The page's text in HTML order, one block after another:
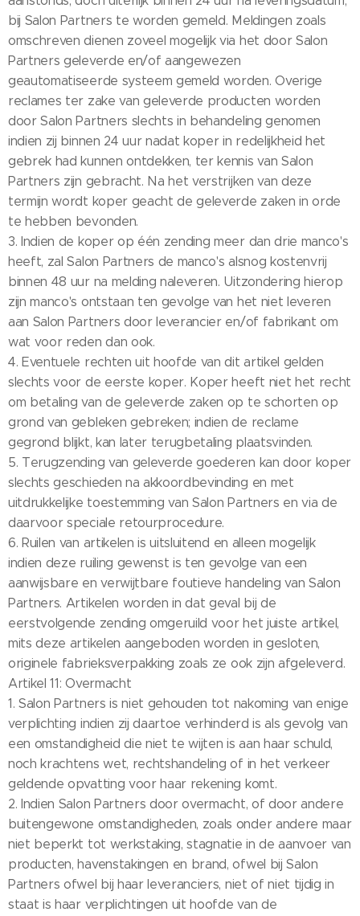
bij Salon Partners te worden gemeld. Meldingen zoals
omschreven dienen zoveel mogelijk via het door Salon
Partners geleverde en/of aangewezen
geautomatiseerde systeem gemeld worden. Overige
reclames ter zake van geleverde producten worden
door Salon Partners slechts in behandeling genomen
indien zij binnen 24 uur nadat koper in redelijkheid het
gebrek had kunnen ontdekken, ter kennis van Salon
Partners zijn gebracht. Na het verstrijken van deze
termijn wordt koper geacht de geleverde zaken in orde
te hebben bevonden.
3. Indien de koper op één zending meer dan drie manco's
heeft, zal Salon Partners de manco's alsnog kostenvrij
binnen 48 uur na melding naleveren. Uitzondering hierop
zijn manco's ontstaan ten gevolge van het niet leveren
aan Salon Partners door leverancier en/of fabrikant om
wat voor reden dan ook.
4. Eventuele rechten uit hoofde van dit artikel gelden
slechts voor de eerste koper. Koper heeft niet het recht
om betaling van de geleverde zaken op te schorten op
grond van gebleken gebreken; indien de reclame
gegrond blijkt, kan later terugbetaling plaatsvinden.
5. Terugzending van geleverde goederen kan door koper
slechts geschieden na akkoordbevinding en met
uitdrukkelijke toestemming van Salon Partners en via de
daarvoor speciale retourprocedure.
6. Ruilen van artikelen is uitsluitend en alleen mogelijk
indien deze ruiling gewenst is ten gevolge van een
aanwijsbare en verwijtbare foutieve handeling van Salon
Partners. Artikelen worden in dat geval bij de
eerstvolgende zending omgeruild voor het juiste artikel,
mits deze artikelen aangeboden worden in gesloten,
originele fabrieksverpakking zoals ze ook zijn afgeleverd.
Artikel 11: Overmacht
1. Salon Partners is niet gehouden tot nakoming van enige
verplichting indien zij daartoe verhinderd is als gevolg van
een omstandigheid die niet te wijten is aan haar schuld,
noch krachtens wet, rechtshandeling of in het verkeer
geldende opvatting voor haar rekening komt.
2. Indien Salon Partners door overmacht, of door andere
buitengewone omstandigheden, zoals onder andere maar
niet beperkt tot werkstaking, stagnatie in de aanvoer van
producten, havenstakingen en brand, ofwel bij Salon
Partners ofwel bij haar leveranciers, niet of niet tijdig in
staat is haar verplichtingen uit hoofde van de